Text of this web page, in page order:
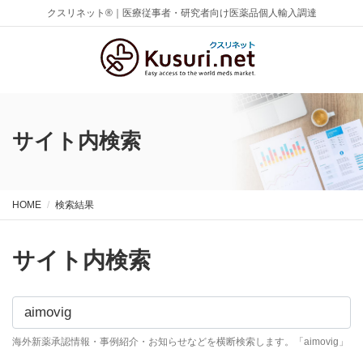
クスリネット®｜医療従事者・研究者向け医薬品個人輸入調達
サイト内検索
HOME 検索結果
サイト内検索
海外新薬承認情報・事例紹介・お知らせなどを横断検索します。
「aimovig」